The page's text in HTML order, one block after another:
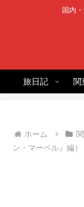
国内
旅日記 関
ホーム
ン・マーベル』編）